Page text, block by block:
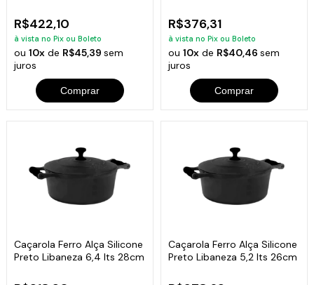
R$422,10
à vista no Pix ou Boleto
ou10x de R$45,39sem
juros
Comprar
R$376,31
à vista no Pix ou Boleto
ou 10xde R$40,46 sem
juros
Comprar
Caçarola Ferro Alça Silicone
Preto Libaneza 6,4 lts 28cm
Caçarola Ferro Alça Silicone
Preto Libaneza 5,2 lts 26cm